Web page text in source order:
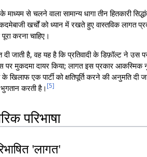
से चलने वाला सामान्य धागा तीन हितकारी
खर्चों को ध्यान में रखते हुए वास्तविक
करना चाहिए।
दी जाती है, वह यह है कि प्रतिवादी के डिफ़ॉल्ट ने
पर मुकदमा दायर किया; लागत इस प्रकार
एक पार्टी को क्षतिपूर्ति करने की अनुमति दी
भुगतान करती है। [5]
परिभाषा
'लागत'